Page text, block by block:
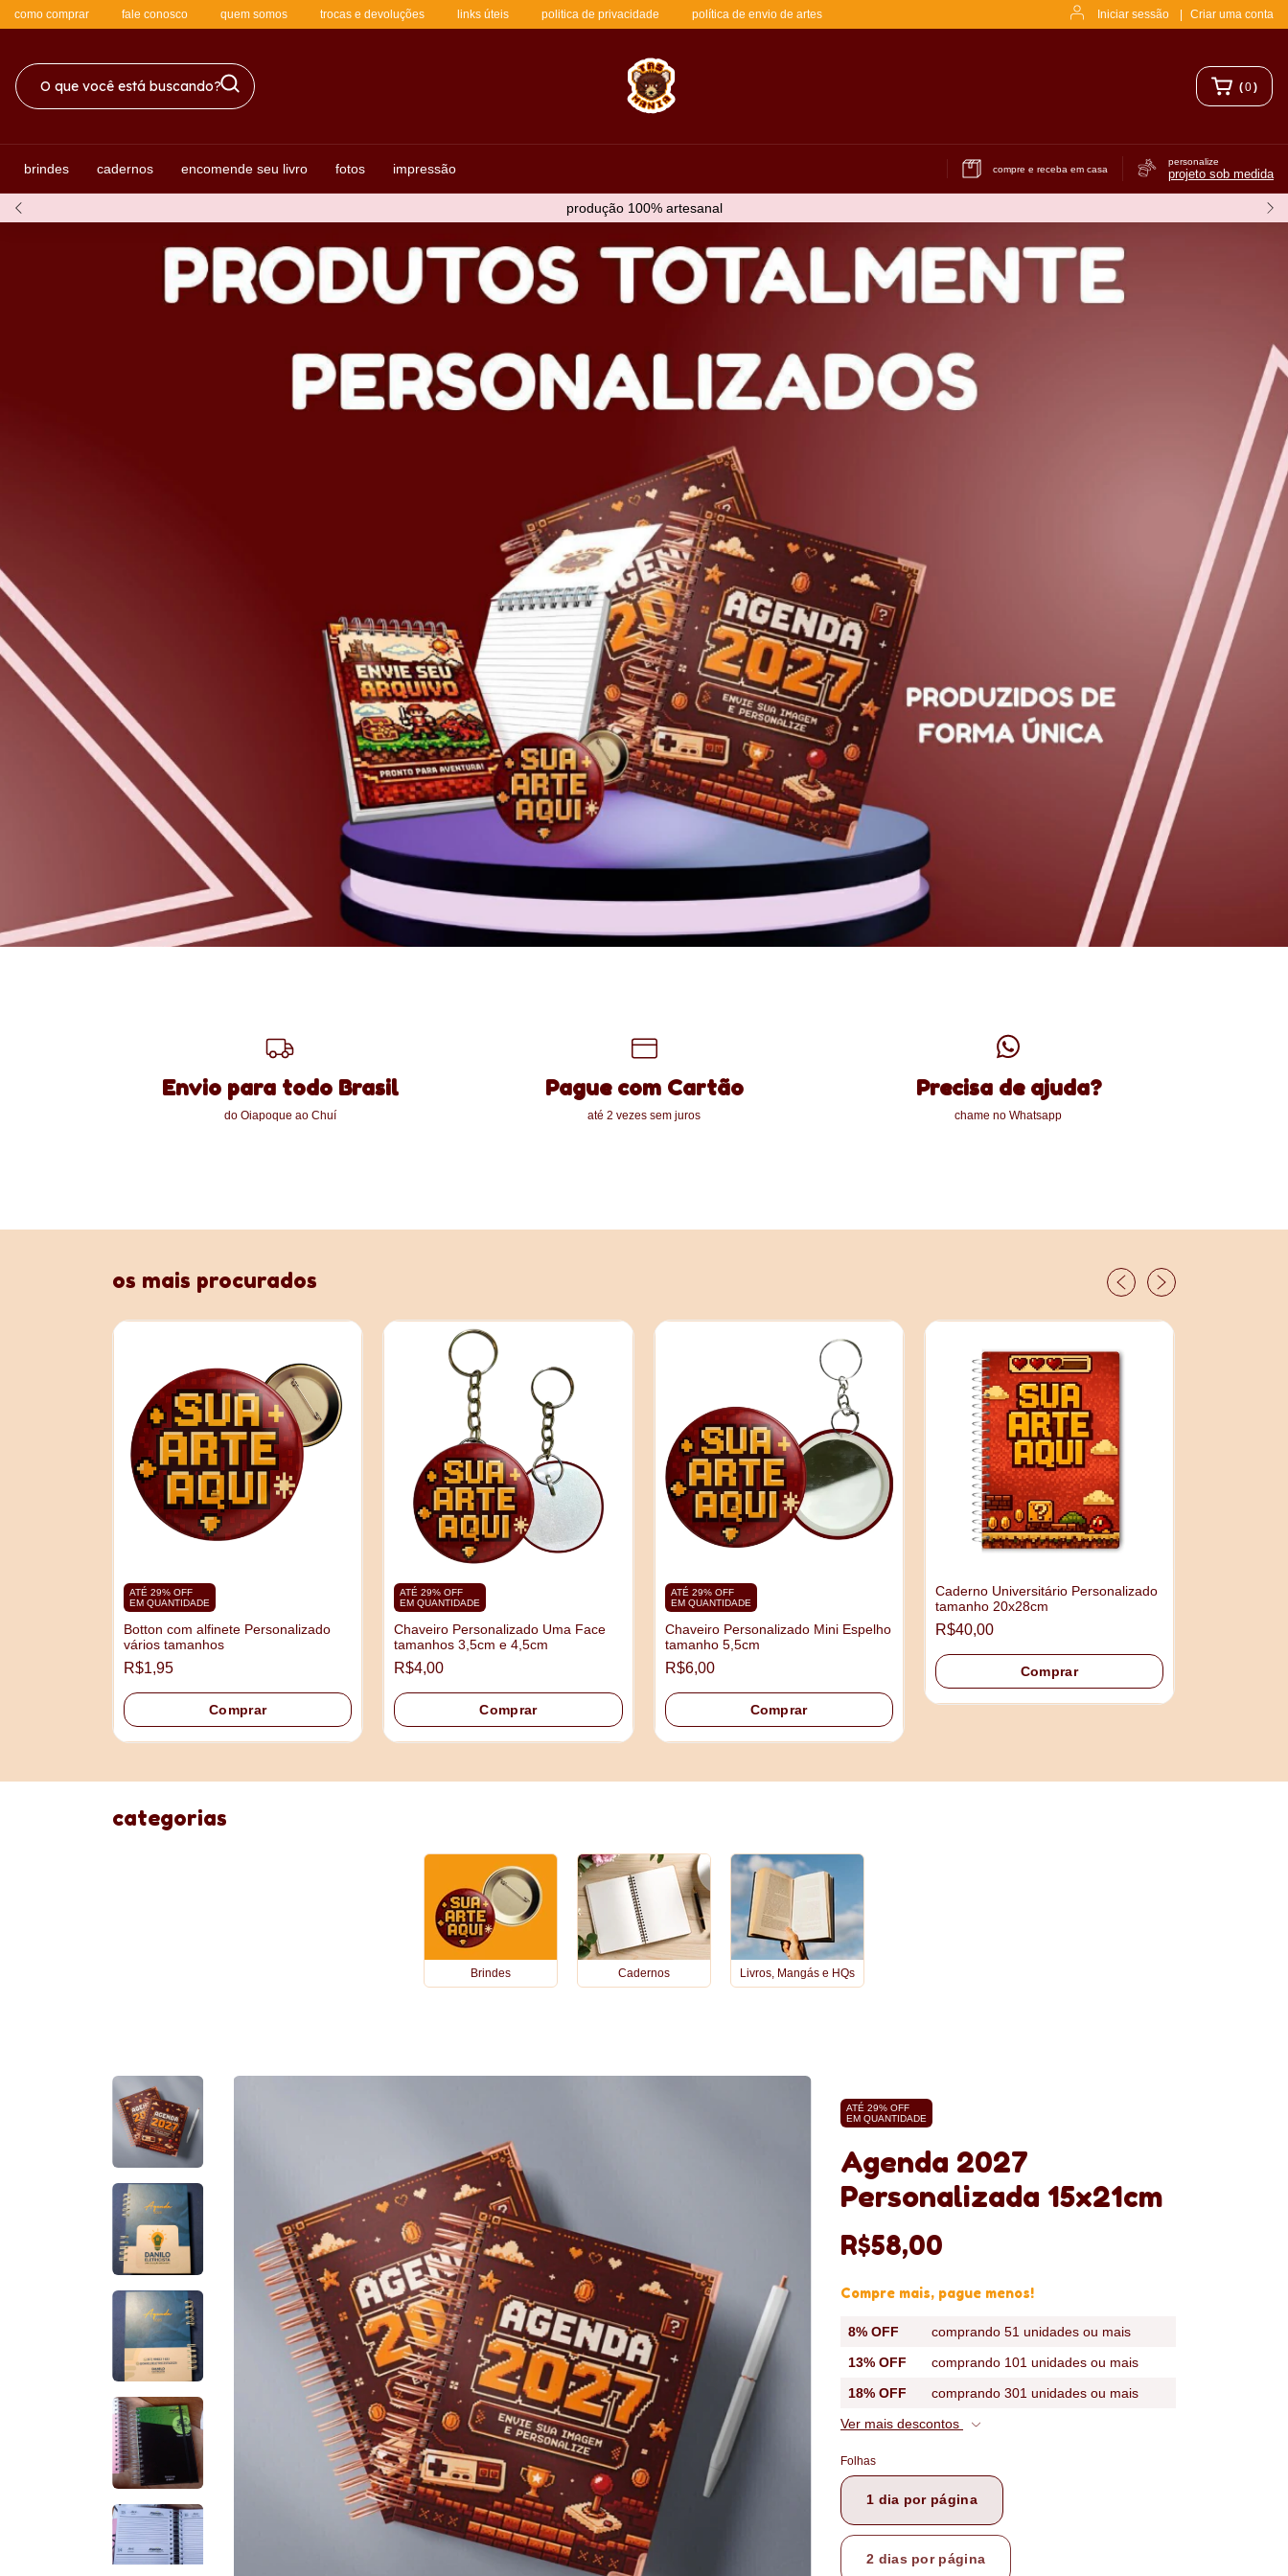
como comprar fale conosco quem somos trocas e devoluções links úteis politica de privacidade política de envio de artes Iniciar sessão Criar uma conta
produção 100% artesanal
(0)
brindes cadernos encomende seu livro fotos impressão compre e receba em casa
personalize
projeto sob medida
Envio para todo Brasil
do Oiapoque ao Chuí
Pague com Cartão
até 2 vezes sem juros
Precisa de ajuda?
chame no Whatsapp
os mais procurados
ATÉ 29% OFF
EM QUANTIDADE
Botton com alfinete Personalizado
vários tamanhos
R$1,95
Comprar
ATÉ 29% OFF
EM QUANTIDADE
Chaveiro Personalizado Uma Face
tamanhos 3,5cm e 4,5cm
R$4,00
Comprar
ATÉ 29% OFF
EM QUANTIDADE
Chaveiro Personalizado Mini Espelho
tamanho 5,5cm
R$6,00
Comprar
Caderno Universitário Personalizado
tamanho 20x28cm
R$40,00
Comprar
categorias
Brindes Cadernos Livros, Mangás e HQs
ATÉ 29% OFF
EM QUANTIDADE
Agenda 2027
Personalizada 15x21cm
R$58,00
Compre mais, pague menos!
8% OFF
comprando 51 unidades ou mais
13% OFF
comprando 101 unidades ou mais
18% OFF
comprando 301 unidades ou mais
Ver mais descontos
Folhas
1 dia por página
2 dias por página